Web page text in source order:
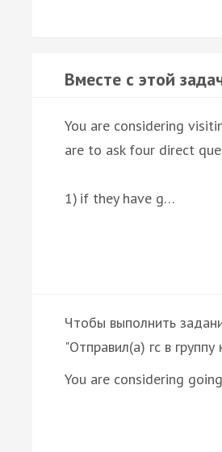
Вместе с этой
You are considering
are to ask four direct
1) if they have g…
Чтобы выполнить
"Отправил(а) гс в группу
You are considering